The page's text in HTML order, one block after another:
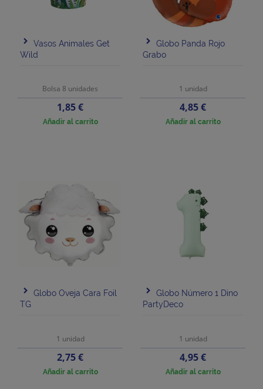
Vasos Animales Get
Wild
Bolsa 8 unidades
Precio
1,85 €
Añadir al carrito
Globo Panda Rojo
Grabo
1 unidad
Precio
4,85 €
Añadir al carrito
Globo Oveja Cara Foil
TG
1 unidad
Precio
2,75 €
Añadir al carrito
Globo Número 1 Dino
PartyDeco
1 unidad
Precio
4,95 €
Añadir al carrito